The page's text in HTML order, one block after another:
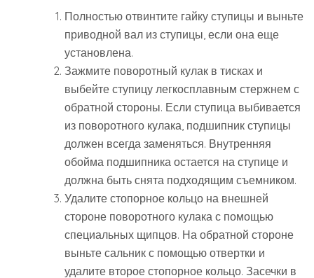
Полностью отвинтите гайку ступицы и выньте
приводной вал из ступицы, если она еще
установлена.
Зажмите поворотный кулак в тисках и
выбейте ступицу легкосплавным стержнем с
обратной стороны. Если ступица выбивается
из поворотного кулака, подшипник ступицы
должен всегда заменяться. Внутренняя
обойма подшипника остается на ступице и
должна быть снята подходящим съемником.
Удалите стопорное кольцо на внешней
стороне поворотного кулака с помощью
специальных щипцов. На обратной стороне
выньте сальник с помощью отвертки и
удалите второе стопорное кольцо. Засечки в